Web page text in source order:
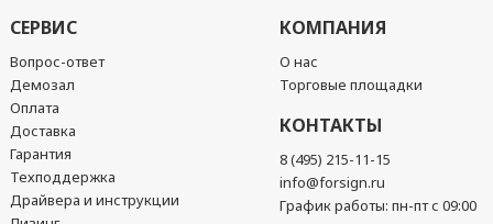
СЕРВИС
Вопрос-ответ
Демозал
Оплата
Доставка
Гарантия
Техподдержка
Драйвера и инструкции
КОМПАНИЯ
О нас
Торговые площадки
КОНТАКТЫ
8 (495) 215-11-15
info@forsign.ru
График работы: пн-пт с 09:00